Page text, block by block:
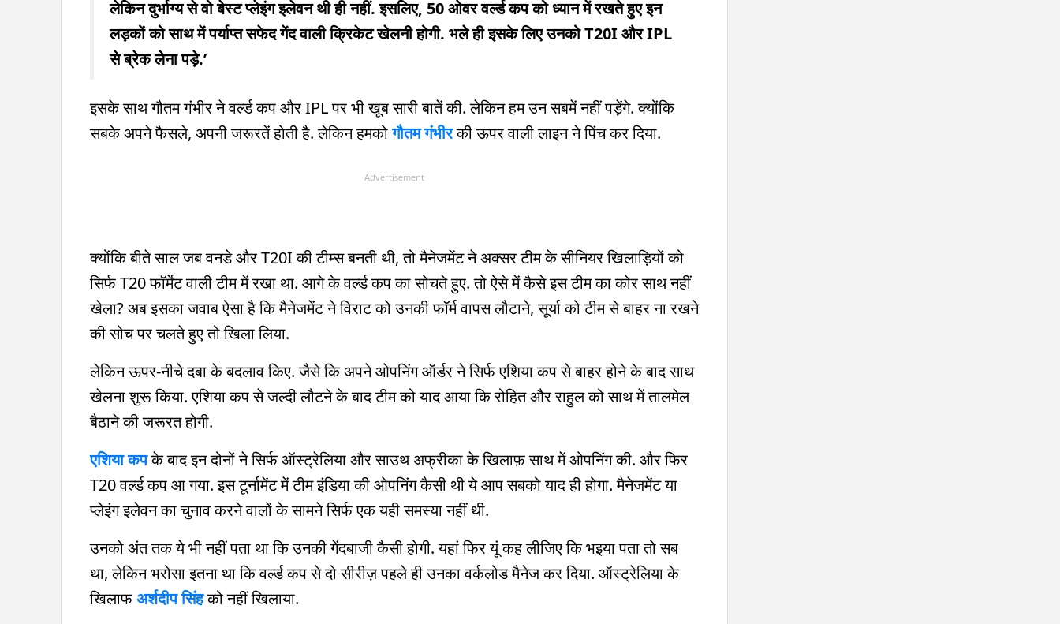
लेकिन दुर्भाग्य से वो बेस्ट प्लेइंग इलेवन थी ही नहीं. इसलिए, 50 ओवर वर्ल्ड कप को ध्यान में रखते हुए इन
लड़कों को साथ में पर्याप्त सफेद गेंद वाली क्रिकेट खेलनी होगी. भले ही इसके लिए उनको T20I और IPL
से ब्रेक लेना पड़े.’
इसके साथ गौतम गंभीर ने वर्ल्ड कप और IPL पर भी खूब सारी बातें की. लेकिन हम उन सबमें नहीं पड़ेंगे. क्योंकि
सबके अपने फैसले, अपनी जरूरतें होती है. लेकिन हमकोगौतम गंभीरकी ऊपर वाली लाइन ने पिंच कर दिया.
Advertisement
क्योंकि बीते साल जब वनडे और T20I की टीम्स बनती थी, तो मैनेजमेंट ने अक्सर टीम के सीनियर खिलाड़ियों को
सिर्फ T20 फॉर्मेट वाली टीम में रखा था. आगे के वर्ल्ड कप का सोचते हुए. तो ऐसे में कैसे इस टीम का कोर साथ नहीं
खेला? अब इसका जवाब ऐसा है कि मैनेजमेंट ने विराट को उनकी फॉर्म वापस लौटाने, सूर्या को टीम से बाहर ना रखने
की सोच पर चलते हुए तो खिला लिया.
लेकिन ऊपर-नीचे दबा के बदलाव किए. जैसे कि अपने ओपनिंग ऑर्डर ने सिर्फ एशिया कप से बाहर होने के बाद साथ
खेलना शुरू किया. एशिया कप से जल्दी लौटने के बाद टीम को याद आया कि रोहित और राहुल को साथ में तालमेल
बैठाने की जरूरत होगी.
एशिया कपके बाद इन दोनों ने सिर्फ ऑस्ट्रेलिया और साउथ अफ्रीका के खिलाफ़ साथ में ओपनिंग की. और फिर
T20 वर्ल्ड कप आ गया. इस टूर्नामेंट में टीम इंडिया की ओपनिंग कैसी थी ये आप सबको याद ही होगा. मैनेजमेंट या
प्लेइंग इलेवन का चुनाव करने वालों के सामने सिर्फ एक यही समस्या नहीं थी.
उनको अंत तक ये भी नहीं पता था कि उनकी गेंदबाजी कैसी होगी. यहां फिर यूं कह लीजिए कि भइया पता तो सब
था, लेकिन भरोसा इतना था कि वर्ल्ड कप से दो सीरीज़ पहले ही उनका वर्कलोड मैनेज कर दिया. ऑस्ट्रेलिया के
खिलाफअर्शदीप सिंहको नहीं खिलाया.